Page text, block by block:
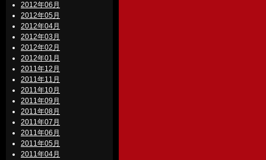
2012年06月
2012年05月
2012年04月
2012年03月
2012年02月
2012年01月
2011年12月
2011年11月
2011年10月
2011年09月
2011年08月
2011年07月
2011年06月
2011年05月
2011年04月